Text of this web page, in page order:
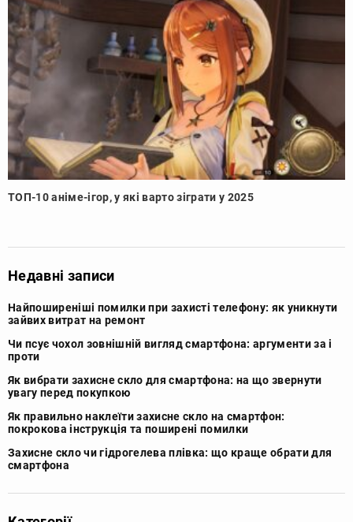
ТОП-10 аніме-ігор, у які варто зіграти у 2025
Недавні записи
Найпоширеніші помилки при захисті телефону: як уникнути
зайвих витрат на ремонт
Чи псує чохол зовнішній вигляд смартфона: аргументи за і
проти
Як вибрати захисне скло для смартфона: на що звернути
увагу перед покупкою
Як правильно наклеїти захисне скло на смартфон:
покрокова інструкція та поширені помилки
Захисне скло чи гідрогелева плівка: що краще обрати для
смартфона